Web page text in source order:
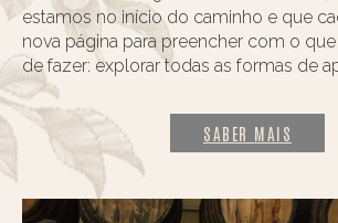
estamos no início do caminho e que
nova página para preencher com o
de fazer: explorar todas as formas de
SABER MAIS